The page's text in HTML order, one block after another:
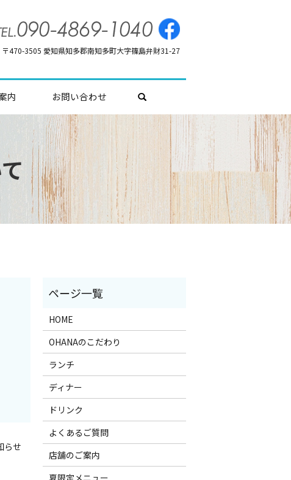
〒470-3505 愛知県知多郡南知多町大字篠島弁財31-27
内 お問い合わせ search
らせ
HOME
OHANAのこだわり
ランチ
ディナー
ドリンク
よくあるご質問
店舗のご案内